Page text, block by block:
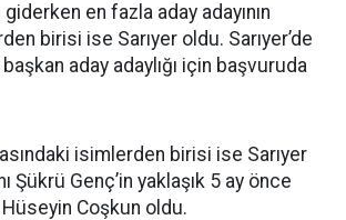
en fazla aday adayının
birisi ise Sarıyer oldu. Sarıyer’de
aday adaylığı için başvuruda
isimlerden birisi ise Sarıyer
Şükrü Genç’in yaklaşık 5 ay önce
Hüseyin Coşkun oldu.